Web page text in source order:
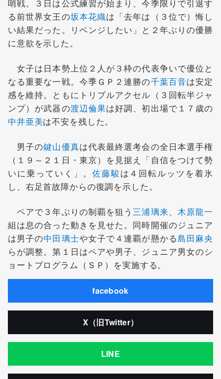
哨戦。３日は公式練習が始まり、今季限りで引退す
る前世界女王の坂本花織は「去年は（３位で）悔し
い結果だった。リベンジしたい」と２年ぶりの優勝
に意欲を示した。
女子は日本勢上位２人が３枠の代表争いで優位と
なる重要な一戦。今季ＧＰ２連勝の千葉百音は安定
感を維持。ともにトリプルアクセル（３回転半ジャ
ンプ）が武器の渡辺倫果は好調、初出場で１７歳の
中井亜美は不安を残した。
男子の鍵山優真は代表最終選考会の全日本選手権
（１９～２１日・東京）を見据え「自信をつけて勢
いに乗っていく」。 佐藤駿は４回転ルッツを着氷
し、右足首故障からの復調を示した。
ペアで３年ぶりの制覇を狙う三浦璃来、 木原龍一
組は息の合った動きを見せた。同時開催のジュニア
は男子の中田璃士や女子で４連覇が懸かる島田麻央
らが調整。第１日はペアや男子、ジュニア男女のシ
ョートプログラム（ＳＰ）を実施する。
facebook
X（旧Twitter）
LINE